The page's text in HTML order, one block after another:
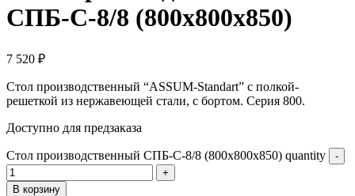
СПБ-С-8/8 (800х800х850)
7 520 ₽
Стол производственный “ASSUM-Standart” с полкой-
решеткой из нержавеющей стали, с бортом. Серия 800.
Доступно для предзаказа
Стол производственный СПБ-С-8/8 (800х800х850) quantity
В корзину